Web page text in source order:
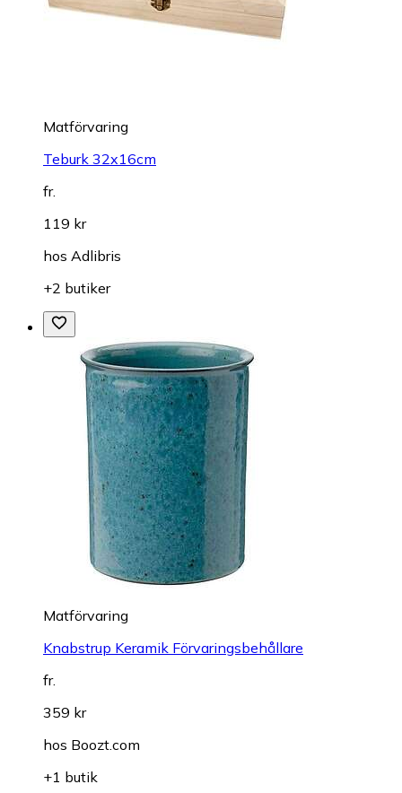
Matförvaring
Teburk 32x16cm
fr.
119 kr
hos Adlibris
+2 butiker
Matförvaring
Knabstrup Keramik Förvaringsbehållare
fr.
359 kr
hos Boozt.com
+1 butik